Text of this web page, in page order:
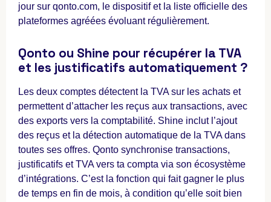
jour sur qonto.com, le dispositif et la liste officielle des
plateformes agréées évoluant régulièrement.
Qonto ou Shine pour récupérer la TVA
et les justificatifs automatiquement ?
Les deux comptes détectent la TVA sur les achats et
permettent d’attacher les reçus aux transactions, avec
des exports vers la comptabilité. Shine inclut l’ajout
des reçus et la détection automatique de la TVA dans
toutes ses offres. Qonto synchronise transactions,
justificatifs et TVA vers ta compta via son écosystème
d’intégrations. C’est la fonction qui fait gagner le plus
de temps en fin de mois, à condition qu’elle soit bien